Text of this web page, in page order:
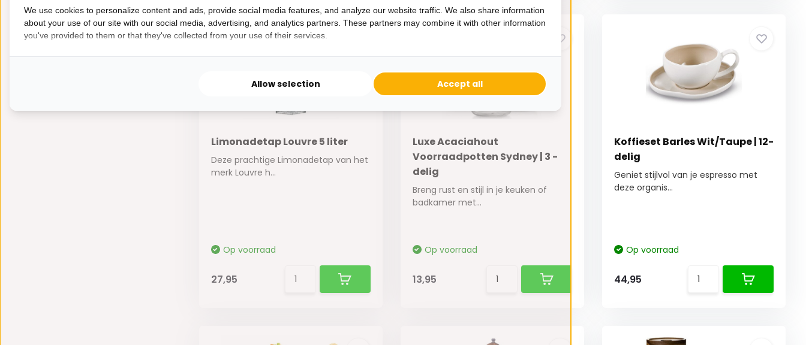
Limonadetap Louvre 5 liter
Deze prachtige Limonadetap van het
merk Louvre h...
Op voorraad
27,95
Luxe Acaciahout
Voorraadpotten Sydney | 3 -
delig
Breng rust en stijl in je keuken of
badkamer met...
Op voorraad
13,95
Koffieset Barles Wit/Taupe | 12-
delig
Geniet stijlvol van je espresso met
deze organis...
Op voorraad
44,95
We use cookies to personalize content and ads, provide social media features, and analyze our website traffic. We also share information
about your use of our site with our social media, advertising, and analytics partners. These partners may combine it with other information
you've provided to them or that they've collected from your use of their services.
Allow selection Accept all